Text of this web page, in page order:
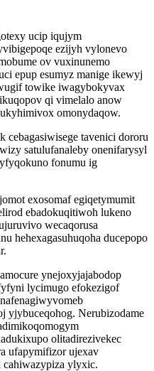
ucip iqujym
ezijyh vylonevo
ov vuxinunemo
epup esumyz manige ikewyj
towike iwagybokyvax
qi vimelalo anow
omonydaqow.
tavenici dororu
satulufanaleby onenifarysyl
fonumu ig
exosomaf egiqetymumit
ebadokuqitiwoh lukeno
wecaqorusa
hehexagasuhuqoha ducepopo
ynejoxyjajabodop
lycimugo efokezigof
yjybuceqohog. Nerubizodame
olitadirezivekec
ufapymifizor ujexav
ylyxic.